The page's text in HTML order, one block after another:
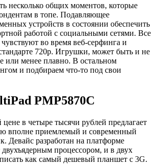
несколько общих моментов, которые
в топе. Подавляющее
устройств в состоянии обеспечить
работой с социальными сетями. Все
во время веб-серфинга и
720р. Игрушки, может быть и не
или менее плавно. В остальном
и подбираем что-то под свои
PMP5870C
в четыре тысячи рублей предлагает
вполне приемлемый и современный
Девайс разработан на платформе
процессором, и в двух
как самый дешевый планшет с 3G.